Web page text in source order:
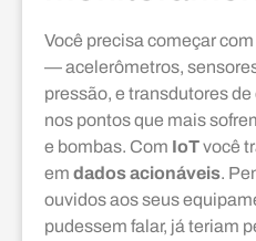
Você precisa começar com
— acelerômetros,
pressão, e transdutores
nos pontos que mais
e bombas. Com IoTvocê
em dados acionáveis.
ouvidos aos seus
pudessem falar, já teriam